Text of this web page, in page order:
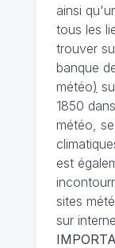
ainsi
tous les
trouver
banque
météo)
1850
météo,
est
sites
sur